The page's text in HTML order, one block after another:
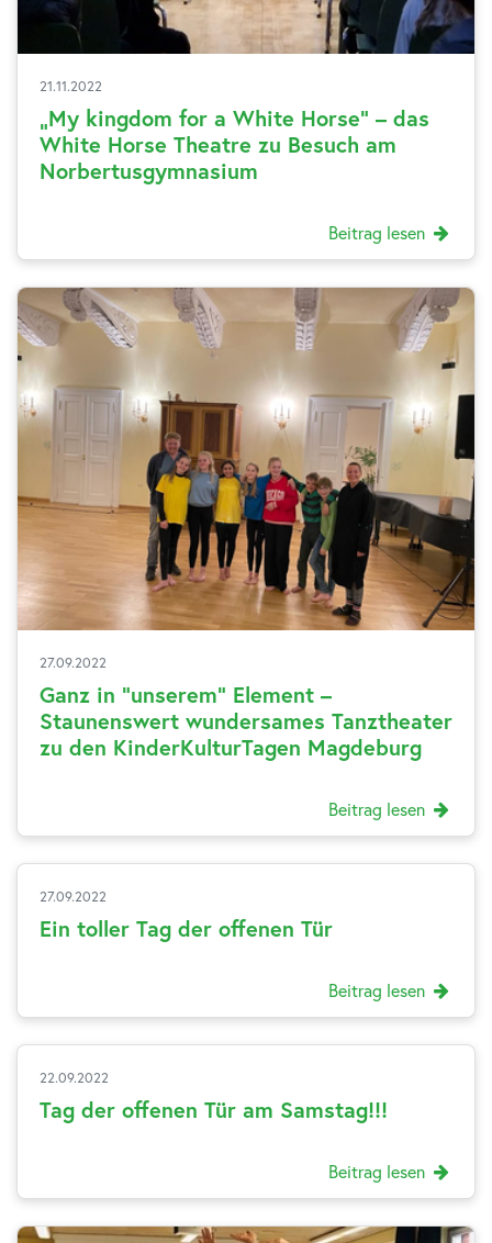
21.11.2022
„My kingdom for a White Horse“ – das
White Horse Theatre zu Besuch am
Norbertusgymnasium
Beitrag lesen
27.09.2022
Ganz in “unserem” Element –
Staunenswert wundersames Tanztheater
zu den KinderKulturTagen Magdeburg
Beitrag lesen
27.09.2022
Ein toller Tag der offenen Tür
Beitrag lesen
22.09.2022
Tag der offenen Tür am Samstag!!!
Beitrag lesen